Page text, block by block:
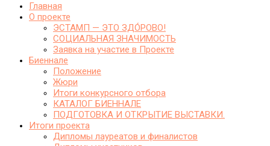
Главная
О проекте
ЭСТАМП — ЭТО ЗДО́РОВО!
СОЦИАЛЬНАЯ ЗНАЧИМОСТЬ
Заявка на участие в Проекте
Биеннале
Положение
Жюри
Итоги конкурсного отбора
КАТАЛОГ БИЕННАЛЕ
ПОДГОТОВКА И ОТКРЫТИЕ ВЫСТАВКИ.
Итоги проекта
Дипломы лауреатов и финалистов